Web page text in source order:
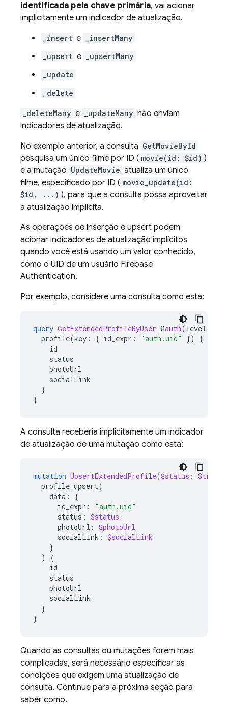
identificada pela chave primária, vai acionar
implicitamente um indicador de atualização.
_insert e
_insertMany
_upsert e
_upsertMany
_update
_delete
_deleteMany e _updateMany não enviam
indicadores de atualização.
No exemplo anterior, a consulta GetMovieById
pesquisa um único filme por ID ( movie(id: $id) )
e a mutação UpdateMovie atualiza um único
filme, especificado por ID ( movie_update(id:
$id, ...) ), para que a consulta possa aproveitar
a atualização implícita.
As operações de inserção e upsert podem
acionar indicadores de atualização implícitos
quando você está usando um valor conhecido,
como o UID de um usuário Firebase
Authentication.
Por exemplo, considere uma consulta como esta:
query GetExtendedProfileByUser @auth(level
profile(key : { id_expr : "auth.uid" })
{
id
status
photoUrl
socialLink
}
}
A consulta receberia implicitamente um indicador
de atualização de uma mutação como esta:
mutation UpsertExtendedProfile($status : String
profile_upsert(
data :
{
id_expr :
"auth.uid"
status : $status
photoUrl : $photoUrl
socialLink : $socialLink
}
)
{
id
status
photoUrl
socialLink
}
}
Quando as consultas ou mutações forem mais
complicadas, será necessário especificar as
condições que exigem uma atualização de
consulta. Continue para a próxima seção para
saber como.